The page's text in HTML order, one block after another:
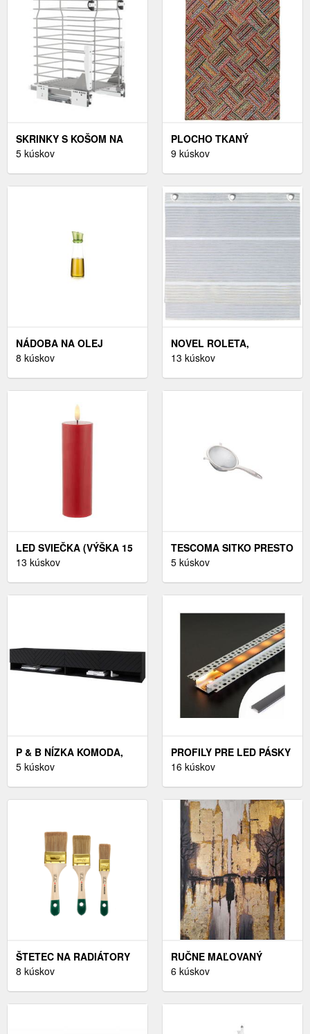
SKRINKY S KOŠOM NA
PRANIE
5 kúskov
PLOCHO TKANÝ
KOBEREC, 120/170 CM,
9 kúskov
NÁDOBA NA OLEJ
VITAMINO 250 ML
8 kúskov
NOVEL ROLETA,
POLOPRIEHĽADNÉ,
13 kúskov
LED SVIEČKA (VÝŠKA 15
CM) SILLE – SIRIUS
13 kúskov
TESCOMA SITKO PRESTO
¤ 14 CM
5 kúskov
P & B NÍZKA KOMODA,
ČIERNA, 180/30/32 CM
5 kúskov
PROFILY PRE LED PÁSKY
NA ZAPUSTENIE
16 kúskov
ŠTETEC NA RADIÁTORY
50 MM
8 kúskov
RUČNE MAĽOVANÝ
OBRAZ 70X100 CM –
6 kúskov